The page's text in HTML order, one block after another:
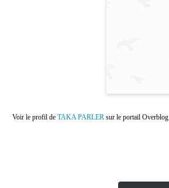
Voir le profil de TAKA PARLERsur le portail Overblog